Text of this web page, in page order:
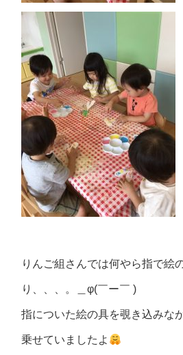
りんご組さんでは何やら指で絵
り、、、。＿φ(￣ー￣ )
指についた絵の具を覗き込みな
乗せていましたよ